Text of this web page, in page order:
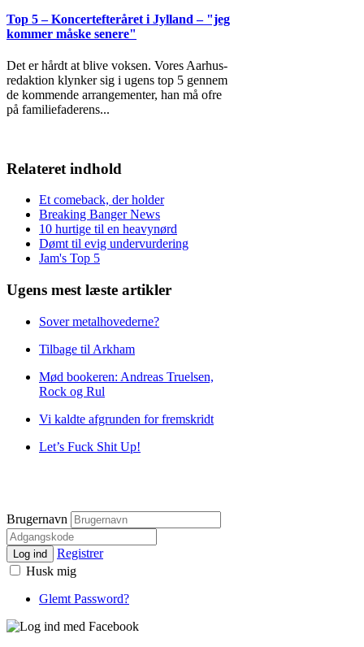
Top 5 – Koncertefteråret i Jylland – "jeg
kommer måske senere"
Det er hårdt at blive voksen. Vores Aarhus-
redaktion klynker sig i ugens top 5 gennem
de kommende arrangementer, han må ofre
på familiefaderens...
Relateret indhold
Et comeback, der holder
Breaking Banger News
10 hurtige til en heavynørd
Dømt til evig undervurdering
Jam's Top 5
Ugens mest læste artikler
Sover metalhovederne?
Tilbage til Arkham
Mød bookeren: Andreas Truelsen,
Rock og Rul
Vi kaldte afgrunden for fremskridt
Let’s Fuck Shit Up!
Brugernavn
Log ind
Registrer
Husk mig
Glemt Password?